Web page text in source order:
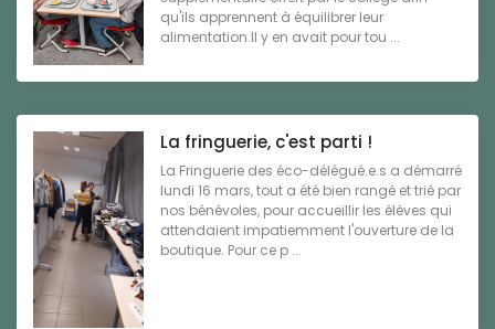
qu'ils apprennent à équilibrer leur
alimentation.Il y en avait pour tou ...
La fringuerie, c'est parti !
La Fringuerie des éco-délégué.e.s a démarré
lundi 16 mars, tout a été bien rangé et trié par
nos bénévoles, pour accueillir les élèves qui
attendaient impatiemment l'ouverture de la
boutique. Pour ce p ...